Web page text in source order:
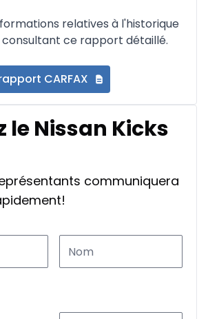
relatives à l'historique
consultant ce rapport détaillé.
CARFAX
le Nissan Kicks
communiquera